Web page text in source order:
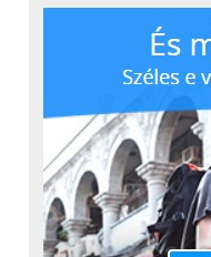
hanem
így a
napi
tudatosítva
érdekében
Fontos a
szükség van